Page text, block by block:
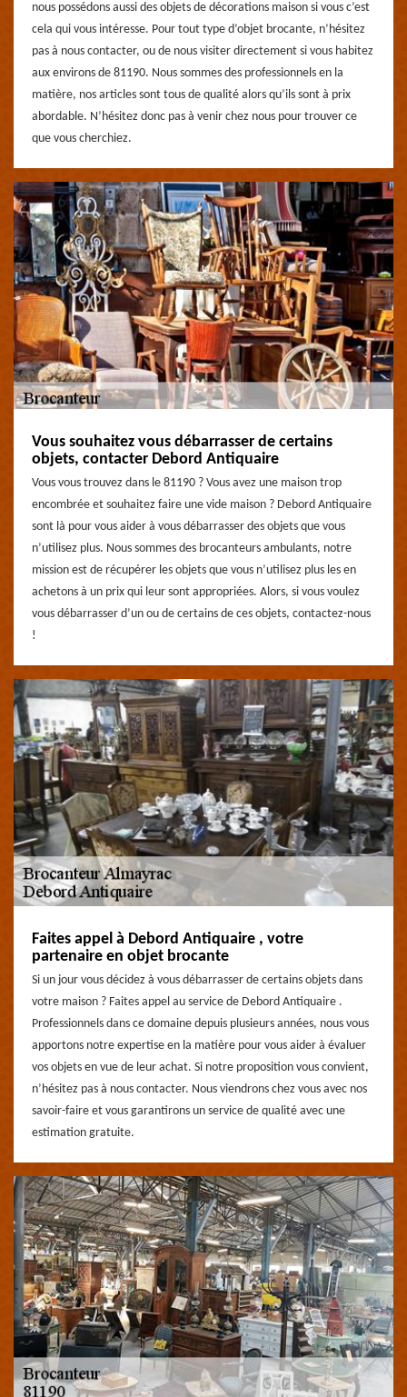
nous possédons aussi des objets de décorations maison si vous c’est
cela qui vous intéresse. Pour tout type d’objet brocante, n’hésitez
pas à nous contacter, ou de nous visiter directement si vous habitez
aux environs de 81190. Nous sommes des professionnels en la
matière, nos articles sont tous de qualité alors qu’ils sont à prix
abordable. N’hésitez donc pas à venir chez nous pour trouver ce
que vous cherchiez.
Vous souhaitez vous débarrasser de certains
objets, contacter Debord Antiquaire
Vous vous trouvez dans le 81190 ? Vous avez une maison trop
encombrée et souhaitez faire une vide maison ? Debord Antiquaire
sont là pour vous aider à vous débarrasser des objets que vous
n’utilisez plus. Nous sommes des brocanteurs ambulants, notre
mission est de récupérer les objets que vous n’utilisez plus les en
achetons à un prix qui leur sont appropriées. Alors, si vous voulez
vous débarrasser d’un ou de certains de ces objets, contactez-nous
!
Faites appel à Debord Antiquaire , votre
partenaire en objet brocante
Si un jour vous décidez à vous débarrasser de certains objets dans
votre maison ? Faites appel au service de Debord Antiquaire .
Professionnels dans ce domaine depuis plusieurs années, nous vous
apportons notre expertise en la matière pour vous aider à évaluer
vos objets en vue de leur achat. Si notre proposition vous convient,
n’hésitez pas à nous contacter. Nous viendrons chez vous avec nos
savoir-faire et vous garantirons un service de qualité avec une
estimation gratuite.